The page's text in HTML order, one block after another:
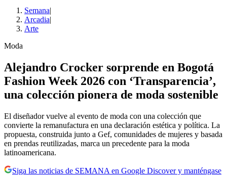
Semana|
Arcadia|
Arte
Moda
Alejandro Crocker sorprende en Bogotá
Fashion Week 2026 con ‘Transparencia’,
una colección pionera de moda sostenible
El diseñador vuelve al evento de moda con una colección que
convierte la remanufactura en una declaración estética y política. La
propuesta, construida junto a Gef, comunidades de mujeres y basada
en prendas reutilizadas, marca un precedente para la moda
latinoamericana.
Siga las noticias de SEMANA en Google Discover y manténgase